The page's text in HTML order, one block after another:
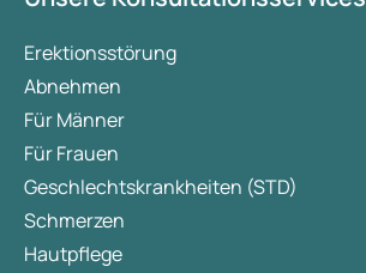
Erektionsstörung
Abnehmen
Für Männer
Für Frauen
Geschlechtskrankheiten (STD)
Schmerzen
Hautpflege